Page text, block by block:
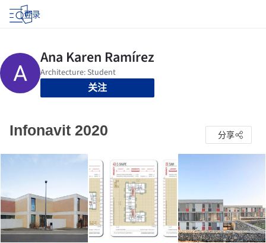
登录
关注
Infonavit 2020 分享